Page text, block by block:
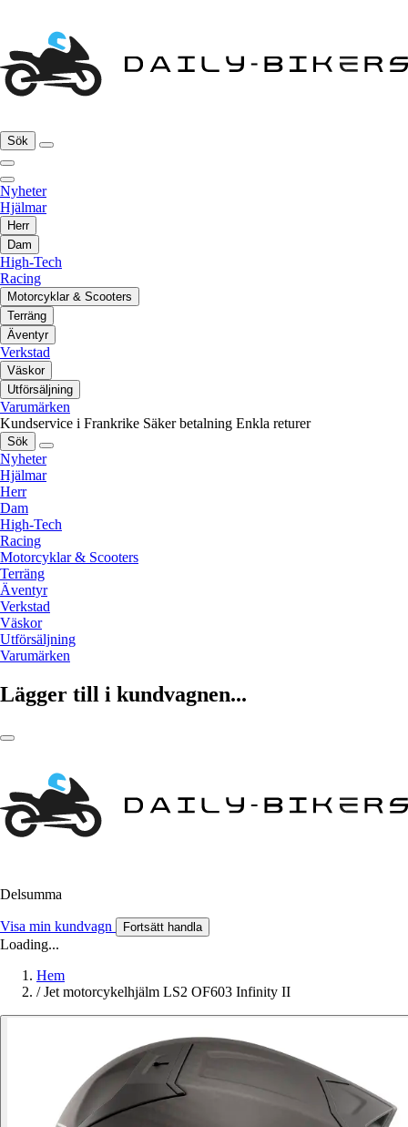
Sök
Nyheter
Hjälmar
Herr
Dam
High-Tech
Racing
Motorcyklar & Scooters
Terräng
Äventyr
Verkstad
Väskor
Utförsäljning
Varumärken
Kundservice i Frankrike Säker betalning Enkla returer
Sök
Nyheter
Hjälmar
Herr
Dam
High-Tech
Racing
Motorcyklar & Scooters
Terräng
Äventyr
Verkstad
Väskor
Utförsäljning
Varumärken
Lägger till i kundvagnen...
Delsumma
Visa min kundvagn Fortsätt handla
Loading...
Hem
/ Jet motorcykelhjälm LS2 OF603 Infinity II